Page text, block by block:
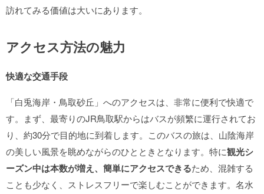
訪れてみる価値は大いにあります。
アクセス方法の魅力
快適な交通手段
「白兎海岸・鳥取砂丘」へのアクセスは、非常に便利で快適で
す。まず、最寄りのJR鳥取駅からはバスが頻繁に運行されてお
り、約30分で目的地に到着します。このバスの旅は、山陰海岸
の美しい風景を眺めながらのひとときとなります。特に観光シ
ーズン中は本数が増え、簡単にアクセスできるため、混雑する
ことも少なく、ストレスフリーで楽しむことができます。名水